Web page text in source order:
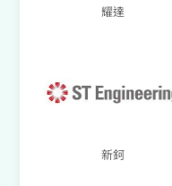
耀達
新鈳